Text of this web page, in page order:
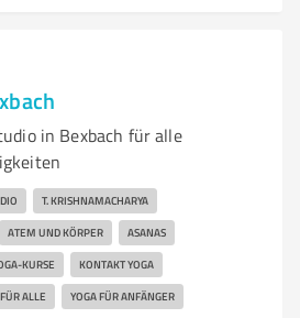
in Bexbach für alle
T. KRISHNAMACHARYA
ATEM UND KÖRPER ASANAS
KURSE KONTAKT YOGA
ALLE YOGA FÜR ANFÄNGER